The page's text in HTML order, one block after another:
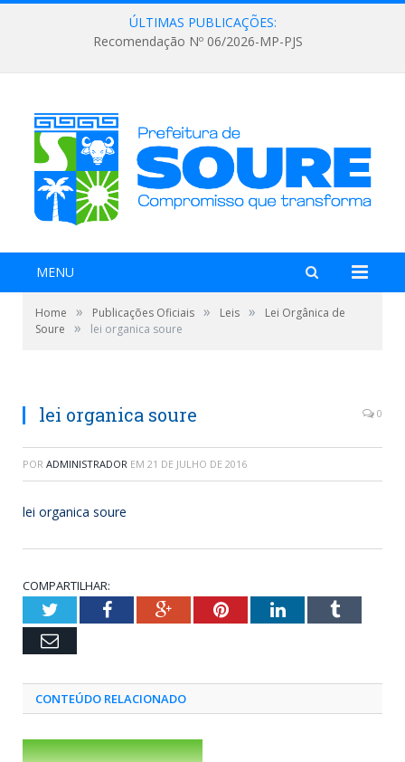
ÚLTIMAS PUBLICAÇÕES:
Recomendação Nº 06/2026-MP-PJS
MENU
Home » Publicações Oficiais » Leis »
Lei Orgânica de
Soure
» lei organica soure
lei organica soure 0
POR ADMINISTRADOR EM 21 DE JULHO DE 2016
lei organica soure
COMPARTILHAR:
TwitterFacebookGoogle+PinterestLinkedInTumblr
Email
CONTEÚDO RELACIONADO